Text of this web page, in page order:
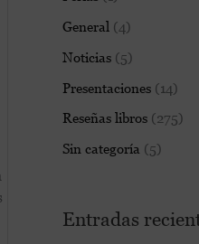
:General (4)
Noticias(5)
Presentaciones(14)
Reseñas libros(275)
Sin categoría (5)
Entradas